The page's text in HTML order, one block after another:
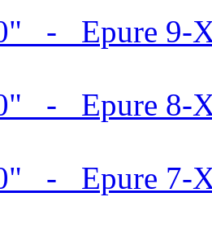
- Epure 9-
- Epure 8-
- Epure 7-